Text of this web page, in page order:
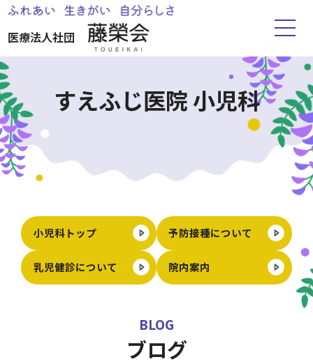
医療法人社団
すえふじ医院 小児科
小児科トップ 予防接種について
乳児健診について 院内案内
BLOG
ブログ
ホーム
藤榮会について
お知らせ
すえふじ医院
湧心苑
各事業所お問合せ